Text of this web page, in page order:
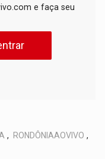
e faça seu
, RONDÔNIAAOVIVO ,